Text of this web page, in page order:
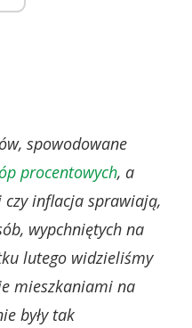
spowodowane
procentowych, a
czy inflacja sprawiają,
wypchniętych na
lutego widzieliśmy
mieszkaniami na
były tak